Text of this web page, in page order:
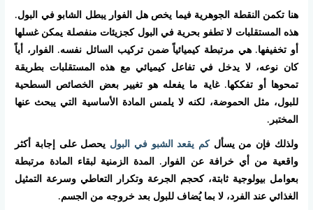
هنا تكمن النقطة الجوهرية فيما يخص هل الفوار يبطل الشابو في البول.
هذه المستقلبات لا تطفو بحرية في البول كجزيئات منفصلة يمكن غسلها
أو تخفيفها. هي مرتبطة كيميائياً ضمن تركيب السائل نفسه. الفوار، أياً
كان نوعه، لا يدخل في تفاعل كيميائي مع هذه المستقلبات بطريقة
تمحوها أو تفككها. غاية ما يفعله هو تغيير بعض الخصائص السطحية
للبول، مثل الحموضة، لكنه لا يلمس المادة الأساسية التي يبحث عنها
المختبر.
ولذلك فإن من يسألكم يقعد الشبو في البول يحصل على إجابة أكثر
واقعية من أي خرافة عن الفوار. المدة الزمنية لبقاء المادة مرتبطة
بعوامل بيولوجية ثابتة، كحجم الجرعة وتكرار التعاطي وسرعة التمثيل
الغذائي عند الفرد، لا بما يُضاف للبول بعد خروجه من الجسم.